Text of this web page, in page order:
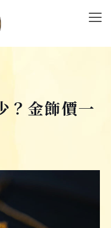
？金飾價一